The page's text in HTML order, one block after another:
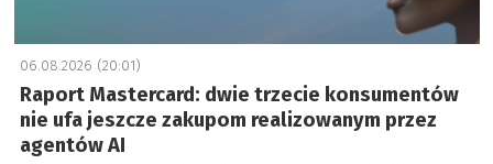
06.08.2026 (20:01)
Raport Mastercard: dwie trzecie konsumentów
nie ufa jeszcze zakupom realizowanym przez
agentów AI